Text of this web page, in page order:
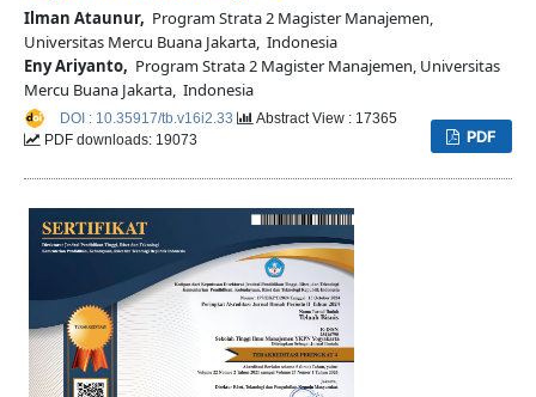
Ilman Ataunur, Program Strata 2 Magister Manajemen,
Universitas Mercu Buana Jakarta, Indonesia
Eny Ariyanto, Program Strata 2 Magister Manajemen, Universitas
Mercu Buana Jakarta, Indonesia
PDF
DOI : 10.35917/tb.v16i2.33
Abstract View : 17365
PDF downloads: 19073